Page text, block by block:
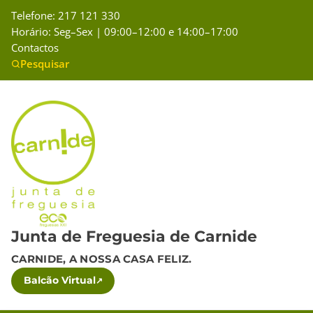
Telefone: 217 121 330
Horário: Seg–Sex | 09:00–12:00 e 14:00–17:00
Contactos
Pesquisar
Junta de Freguesia de Carnide
CARNIDE, A NOSSA CASA FELIZ.
Balcão Virtual